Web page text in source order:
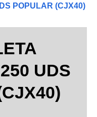
POPULAR (CJX40)
UDS